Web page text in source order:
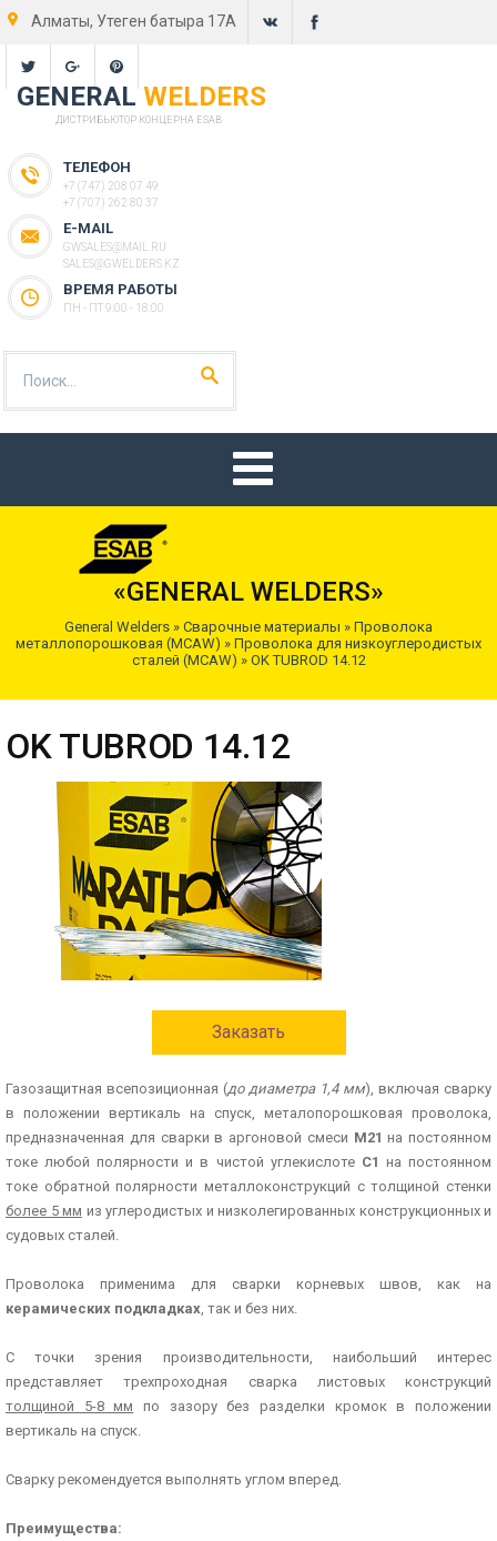
Алматы, Утеген батыра 17А
GENERALWELDERS
ДИСТРИБЬЮТОР КОНЦЕРНА ESAB
ТЕЛЕФОН
+7 (747) 208 07 49
+7 (707) 262 80 37
E-MAIL
GWSALES@MAIL.RU
SALES@GWELDERS.KZ
ВРЕМЯ РАБОТЫ
ПН - ПТ 9:00 - 18:00
«GENERAL WELDERS»
General Welders » Сварочные материалы » Проволока
металлопорошковая (MCAW) » Проволока для низкоуглеродистых
сталей (MCAW) » OK TUBROD 14.12
OK TUBROD 14.12
Заказать
Газозащитная всепозиционная (до диаметра 1,4 мм), включая сварку
в положении вертикаль на спуск, металопорошковая проволока,
предназначенная для сварки в аргоновой смеси М21 на постоянном
токе любой полярности и в чистой углекислоте С1 на постоянном
токе обратной полярности металлоконструкций с толщиной стенки
более 5 мм из углеродистых и низколегированных конструкционных и
судовых сталей.
Проволока применима для сварки корневых швов, как на
керамических подкладках , так и без них.
С точки зрения производительности, наибольший интерес
представляет трехпроходная сварка листовых конструкций
толщиной 5-8 мм по зазору без разделки кромок в положении
вертикаль на спуск.
Сварку рекомендуется выполнять углом вперед.
Преимущества: